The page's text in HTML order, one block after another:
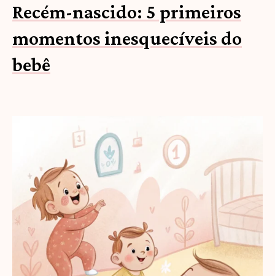
Recém-nascido: 5 primeiros
momentos inesquecíveis do
bebê